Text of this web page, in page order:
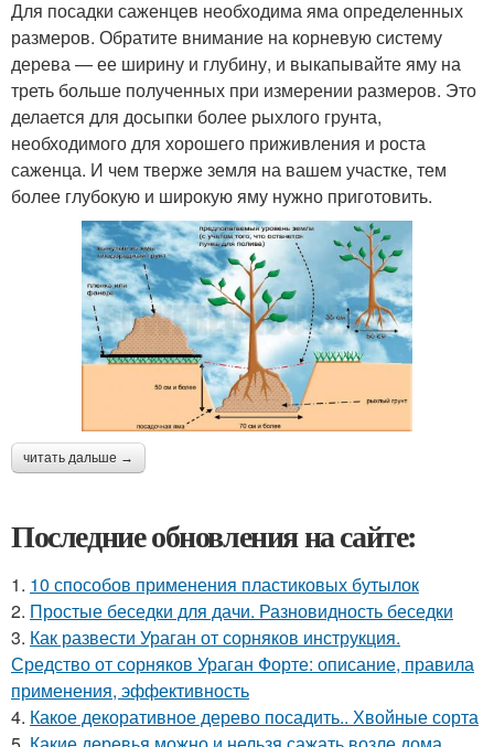
Для посадки саженцев необходима яма определенных
размеров. Обратите внимание на корневую систему
дерева — ее ширину и глубину, и выкапывайте яму на
треть больше полученных при измерении размеров. Это
делается для досыпки более рыхлого грунта,
необходимого для хорошего приживления и роста
саженца. И чем тверже земля на вашем участке, тем
более глубокую и широкую яму нужно приготовить.
читать дальше →
Последние обновления на сайте:
1. 10 способов применения пластиковых бутылок
2. Простые беседки для дачи. Разновидность беседки
3. Как развести Ураган от сорняков инструкция.
Средство от сорняков Ураган Форте: описание, правила
применения, эффективность
4. Какое декоративное дерево посадить.. Хвойные сорта